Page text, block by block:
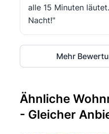
alle 15 Minuten
Nacht!"
Mehr
Ähnliche
- Gleicher